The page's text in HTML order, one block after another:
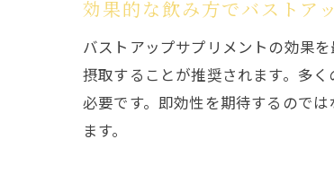
効果的な飲み方でバストア
バストアップサプリメントの効果
摂取することが推奨されます。多
必要です。即効性を期待するので
ます。